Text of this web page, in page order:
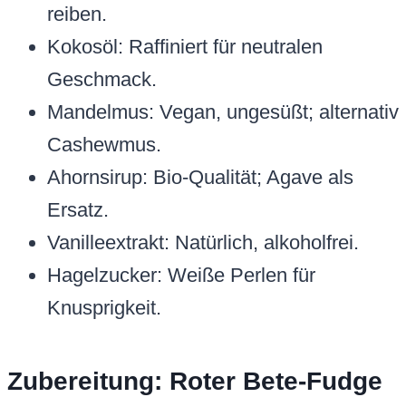
reiben.
Kokosöl: Raffiniert für neutralen
Geschmack.
Mandelmus: Vegan, ungesüßt; alternativ
Cashewmus.
Ahornsirup: Bio-Qualität; Agave als
Ersatz.
Vanilleextrakt: Natürlich, alkoholfrei.
Hagelzucker: Weiße Perlen für
Knusprigkeit.
Zubereitung: Roter Bete-Fudge